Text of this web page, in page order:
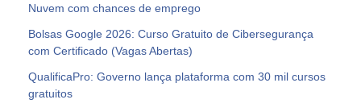
Nuvem com chances de emprego
Bolsas Google 2026: Curso Gratuito de Cibersegurança
com Certificado (Vagas Abertas)
QualificaPro: Governo lança plataforma com 30 mil cursos
gratuitos